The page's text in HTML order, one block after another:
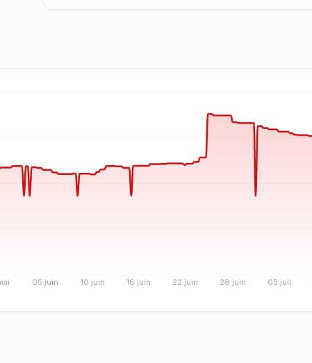
05 juin 10 juin 16 juin 22 juin 28 juin 05 juil.